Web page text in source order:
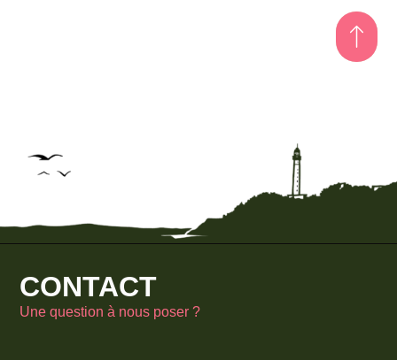
CONTACT
Une question à nous poser ?